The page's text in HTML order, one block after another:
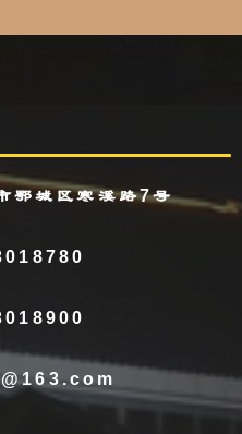
鄂城区寒溪路7号